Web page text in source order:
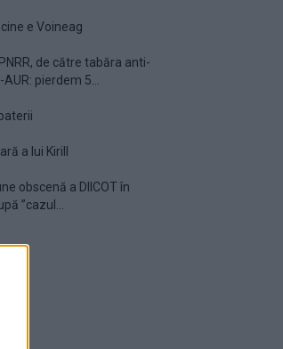
e Voineag
de către tabăra anti-
pierdem 5...
a lui Kirill
obscenă a DIICOT în
”cazul...